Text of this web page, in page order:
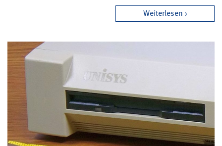
Weiterlesen